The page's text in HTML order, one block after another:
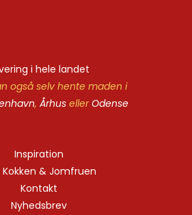
i hele landet
også selv hente maden i
, ÅrhusellerOdense
Inspiration
& Jomfruen
Kontakt
Nyhedsbrev